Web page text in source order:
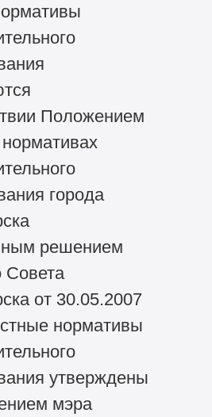
Положением
города
решением
Совета
от 30.05.2007
нормативы
утверждены
мэра